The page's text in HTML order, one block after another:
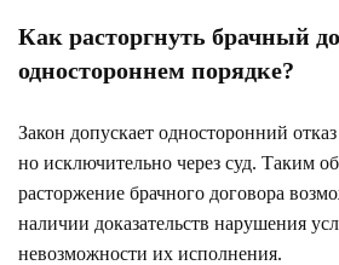
Как расторгнуть брачный
одностороннем порядке?
Закон допускает односторонний
но исключительно через суд. Таким
расторжение брачного договора
наличии доказательств нарушения
невозможности их исполнения.